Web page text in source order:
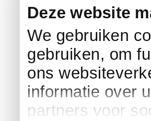
Deze website
We gebruiken
gebruiken, om
ons
informatie over
partners voor